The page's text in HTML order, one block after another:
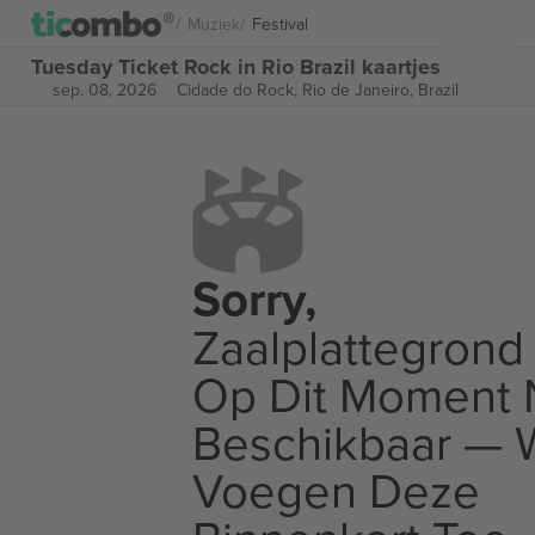
Muziek Festival
Tuesday Ticket Rock in Rio Brazil kaartjes
sep. 08, 2026 Cidade do Rock, Rio de Janeiro, Brazil
Sorry,
Zaalplattegrond
Op Dit Moment
Beschikbaar —
Voegen Deze